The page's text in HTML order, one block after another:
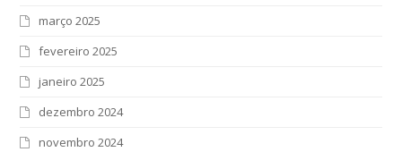
março 2025
fevereiro 2025
janeiro 2025
dezembro 2024
novembro 2024